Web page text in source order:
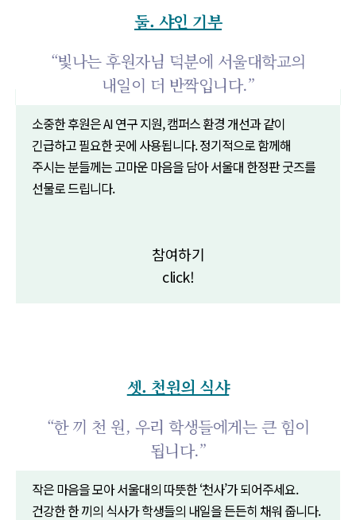
둘. 샤인 기부
“빛나는 후원자님 덕분에 서울대학교의
내일이 더 반짝입니다.”
소중한 후원은 AI 연구 지원, 캠퍼스 환경 개선과 같이
긴급하고 필요한 곳에 사용됩니다. 정기적으로 함께해
주시는 분들께는 고마운 마음을 담아 서울대 한정판 굿즈를
선물로 드립니다.
참여하기
click!
셋. 천원의 식샤
“한 끼 천 원, 우리 학생들에게는 큰 힘이
됩니다.”
작은 마음을 모아 서울대의 따뜻한 ‘천사’가 되어주세요.
건강한 한 끼의 식사가 학생들의 내일을 든든히 채워 줍니다.